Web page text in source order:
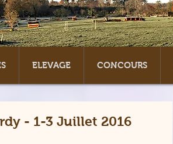
ELEVAGE CONCOURS
- 1-3 Juillet 2016